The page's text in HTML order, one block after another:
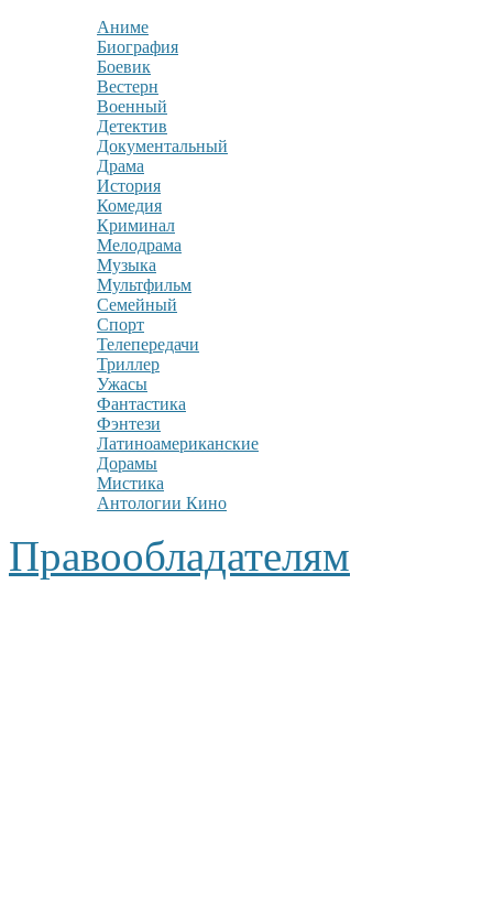
Аниме
Биография
Боевик
Вестерн
Военный
Детектив
Документальный
Драма
История
Комедия
Криминал
Мелодрама
Музыка
Мультфильм
Семейный
Спорт
Телепередачи
Триллер
Ужасы
Фантастика
Фэнтези
Латиноамериканские
Дорамы
Мистика
Антологии Кино
Правообладателям